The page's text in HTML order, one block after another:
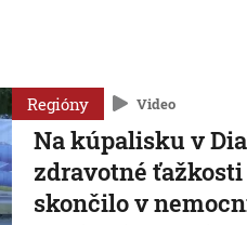
Regióny Video
Na kúpalisku v
zdravotné
skončilo v